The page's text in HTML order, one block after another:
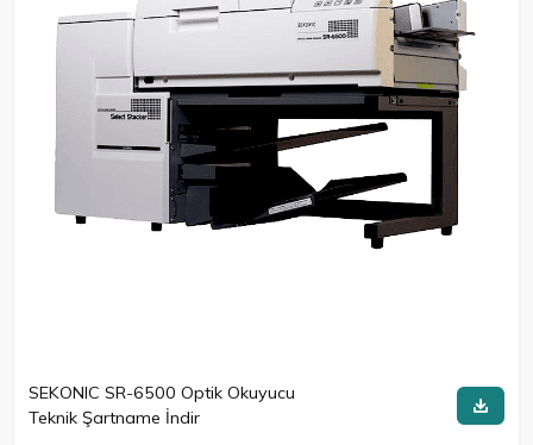
SEKONIC SR-6500 Optik Okuyucu
Teknik Şartname İndir